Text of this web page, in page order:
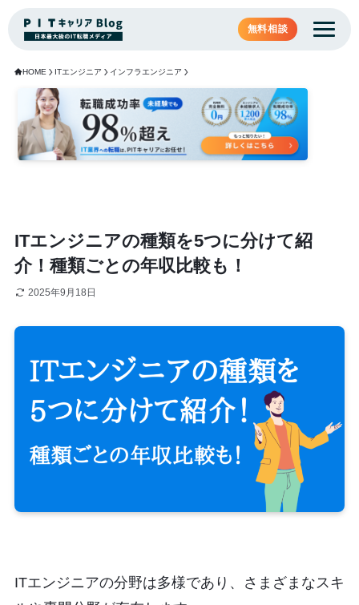
無料相談
HOME ITエンジニア インフラエンジニア
ITエンジニアの種類を5つに分けて紹
介！種類ごとの年収比較も！
2025年9月18日
ITエンジニアの分野は多様であり、さまざまなスキ